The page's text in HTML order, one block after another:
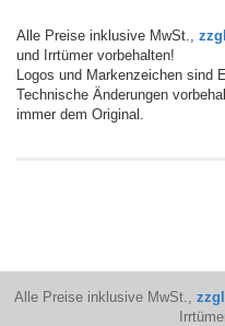
Alle Preise inklusive MwSt.,
und Irrtümer vorbehalten!
Logos und Markenzeichen sind
Technische Änderungen
immer dem Original.
Alle Preise inklusive MwSt.,